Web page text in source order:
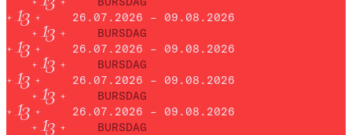
26.07.2026 – 09.08.2026
BURSDAG
26.07.2026 – 09.08.2026
BURSDAG
26.07.2026 – 09.08.2026
BURSDAG
26.07.2026 – 09.08.2026
BURSDAG